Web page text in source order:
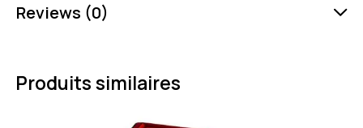
Reviews (0)
Produits similaires